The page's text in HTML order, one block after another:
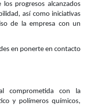
progresos alcanzados
así como iniciativas
de la empresa con un
en ponerte en contacto
comprometida con la
y polímeros químicos,